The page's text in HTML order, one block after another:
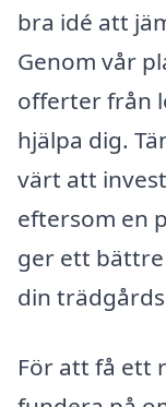
bra idé att
Genom vår
offerter från
hjälpa dig.
värt att
eftersom en
ger ett
din
För att få ett